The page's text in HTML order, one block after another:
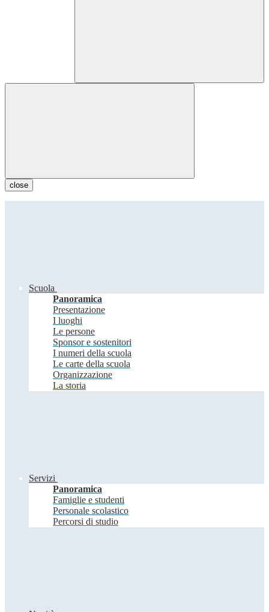
close
Scuola
Panoramica
Presentazione
I luoghi
Le persone
Sponsor e sostenitori
I numeri della scuola
Le carte della scuola
Organizzazione
La storia
Servizi
Panoramica
Famiglie e studenti
Personale scolastico
Percorsi di studio